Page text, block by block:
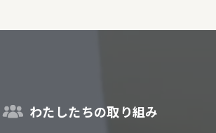
わたしたちの取り組み